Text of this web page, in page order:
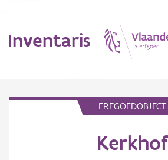
Inventaris
ERFGOEDOBJECT
Kerkhof